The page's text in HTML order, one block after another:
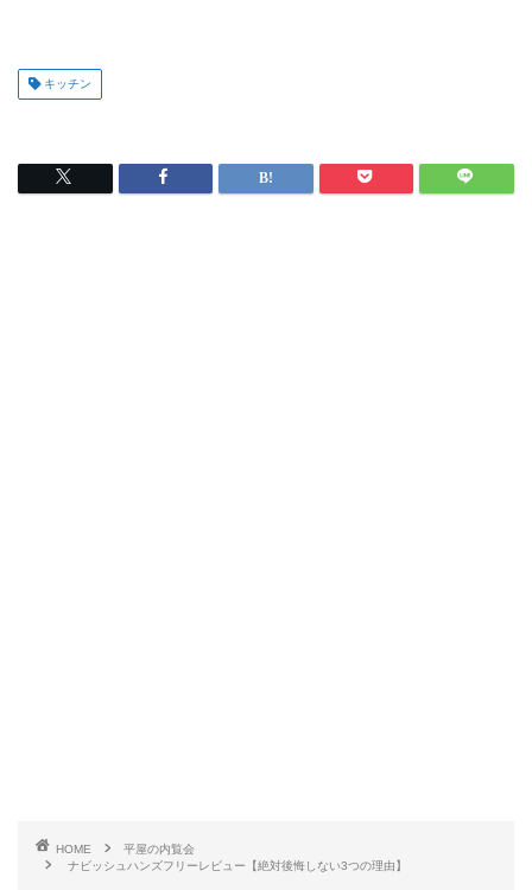
キッチン
HOME
平屋の内覧会
ナビッシュハンズフリーレビュー【絶対後悔しない3つの理由】